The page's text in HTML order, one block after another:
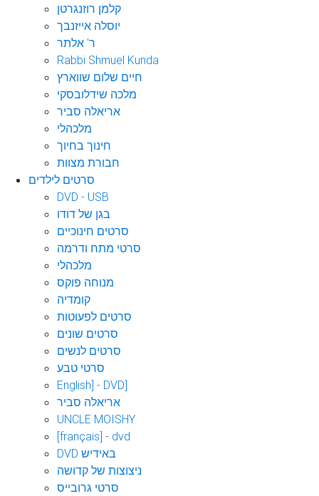
קלמן רוזנגרטן
יוסלה אייזנבך
ר' אלתר
Rabbi Shmuel Kunda
חיים שלום שווארץ
מלכה שידלובסקי
אריאלה סביר
מלכהלי
חינוך בחיוך
חבורת מצוות
סרטים לילדים
DVD - USB
בגן של דודו
סרטים חינוכיים
סרטי מתח ודרמה
מלכהלי
מנוחה פוקס
קומדיה
סרטים לפעוטות
סרטים שונים
סרטים לנשים
סרטי טבע
English] - DVD]
אריאלה סביר
UNCLE MOISHY
[français] - dvd
DVD באידיש
ניצוצות של קדושה
סרטי גרובייס